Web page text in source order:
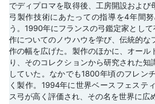
でディプロマを取得後、工房開設および
弓製作技術にあたっての指導を4年間
う。1990年にフランスの弓鑑定家とし
作についてのノウハウを学び、伝統的な
作の幅を広げた。製作のほかに、オール
り、そのコレクションから研究された
していた。なかでも1800年頃のフレン
く製作。1994年に世界ベースフェステ
ス弓が高く評価され、その名を世界に広